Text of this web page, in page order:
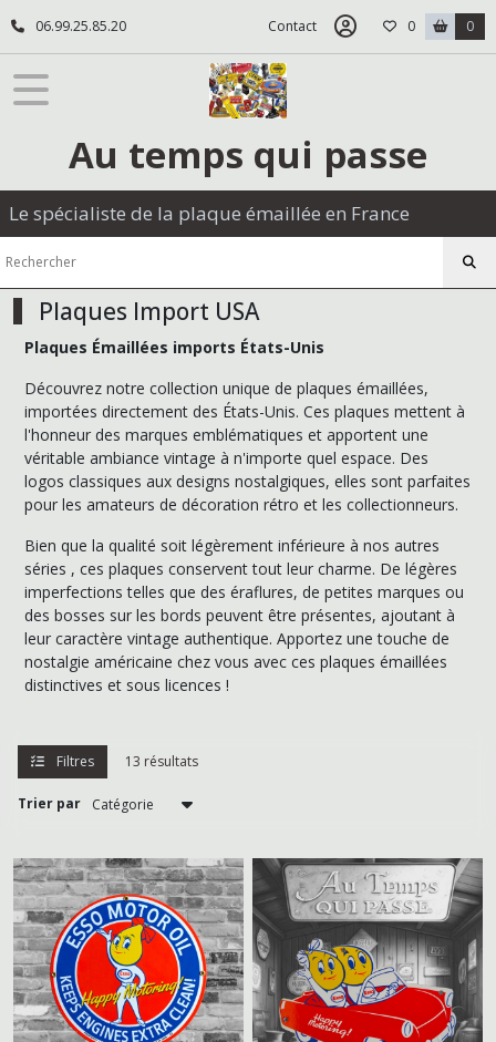
06.99.25.85.20 Contact 0 0
Au temps qui passe
Le spécialiste de la plaque émaillée en France
Plaques Import USA
Plaques Émaillées imports États-Unis
Découvrez notre collection unique de plaques émaillées,
importées directement des États-Unis. Ces plaques mettent à
l'honneur des marques emblématiques et apportent une
véritable ambiance vintage à n'importe quel espace. Des
logos classiques aux designs nostalgiques, elles sont parfaites
pour les amateurs de décoration rétro et les collectionneurs.
Bien que la qualité soit légèrement inférieure à nos autres
séries , ces plaques conservent tout leur charme. De légères
imperfections telles que des éraflures, de petites marques ou
des bosses sur les bords peuvent être présentes, ajoutant à
leur caractère vintage authentique. Apportez une touche de
nostalgie américaine chez vous avec ces plaques émaillées
distinctives et sous licences !
Filtres 13 résultats
Trier par
Fermer
FILTRES
Plaques
émaillées
Automobiles
(150)
et
cyclomoteurs
(78)
Publicités
et
alimentaires
(107)
Huiles
et
équipementiers
Boissons
(91)
Tracteurs
-
Agriculture
(12)